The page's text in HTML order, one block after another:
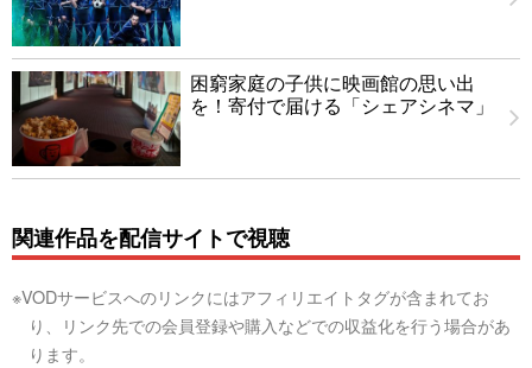
困窮家庭の子供に映画館の思い出
を！寄付で届ける「シェアシネマ」
関連作品を配信サイトで視聴
※VODサービスへのリンクにはアフィリエイトタグが含まれてお
り、リンク先での会員登録や購入などでの収益化を行う場合があ
ります。